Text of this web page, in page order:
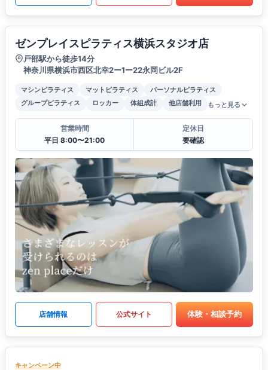
ゼンプレイスピラティス横浜スタジオ店
戸部駅から徒歩14分
神奈川県横浜市西区北幸2ー1ー22永岡ビル2F
マシンピラティス マットピラティス
パーソナルピラティス
グループピラティス
ロッカー 体組成計 他店舗利用 もっと見る
営業時間
平日 8:00〜21:00
定休日
要確認
店舗情報 公式サイト 体験・相談予約
キャンペーン中